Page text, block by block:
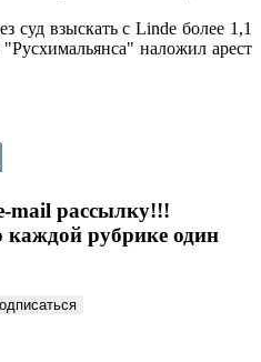
суд взыскать с Linde более 1,1
наложил арест
mail рассылку!!!
каждой рубрике один